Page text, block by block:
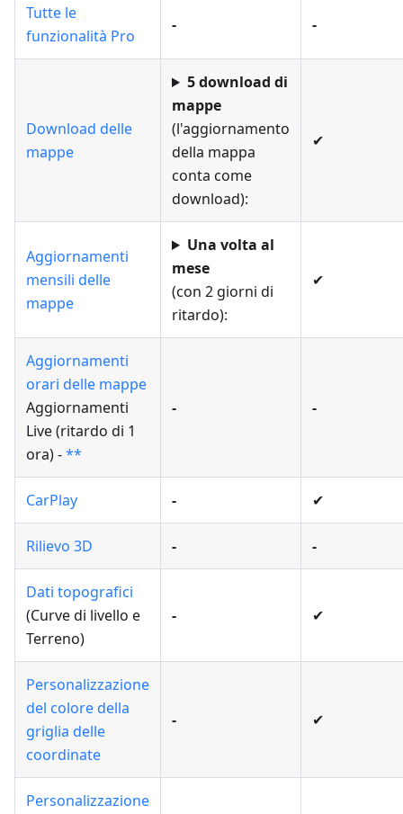
Tutte le
funzionalità Pro
- -
Download delle
mappe
5 download di
mappe
(l'aggiornamento
della mappa
conta come
download):
✔
Aggiornamenti
mensili delle
mappe
Una volta al
mese
(con 2 giorni di
ritardo):
✔
Aggiornamenti
orari delle mappe
Aggiornamenti
Live (ritardo di 1
ora) -**
- -
CarPlay - ✔
Rilievo 3D - -
Dati topografici
(Curve di livello e
Terreno)
- ✔
Personalizzazione
del colore della
griglia delle
coordinate
- ✔
Personalizzazione